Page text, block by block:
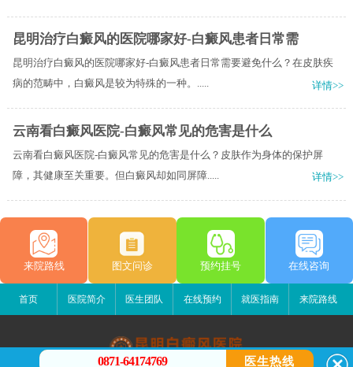
昆明治疗白癜风的医院哪家好-白癜风患者日常需
昆明治疗白癜风的医院哪家好-白癜风患者日常需要避免什么？在皮肤疾
病的范畴中，白癜风是较为特殊的一种。.....
详情>>
云南看白癜风医院-白癜风常见的危害是什么
云南看白癜风医院-白癜风常见的危害是什么？皮肤作为身体的保护屏
障，其健康至关重要。但白癜风却如同屏障.....
详情>>
来院路线 图文问诊 预约挂号 在线咨询
首页 医院简介 医生团队 在线预约 就医指南 来院路线
0871-64174769 医生热线